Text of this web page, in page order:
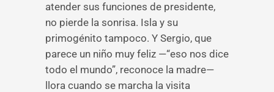
atender sus funciones de presidente,
no pierde la sonrisa. Isla y su
primogénito tampoco. Y Sergio, que
parece un niño muy feliz —“eso nos dice
todo el mundo”, reconoce la madre—
llora cuando se marcha la visita